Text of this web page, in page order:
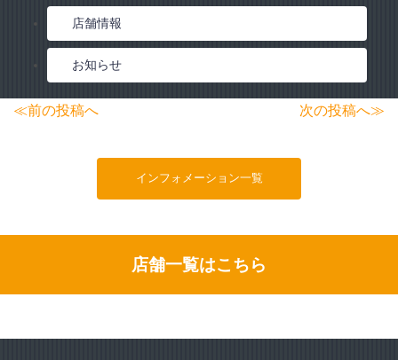
店舗情報
お知らせ
投
ゲ
シ
≪前の投稿へ 次の投稿へ≫
インフォメーション一覧
店舗一覧はこちら